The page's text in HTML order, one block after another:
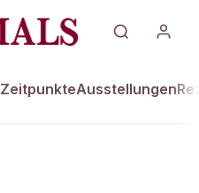
ZeitpunkteAusstellungen